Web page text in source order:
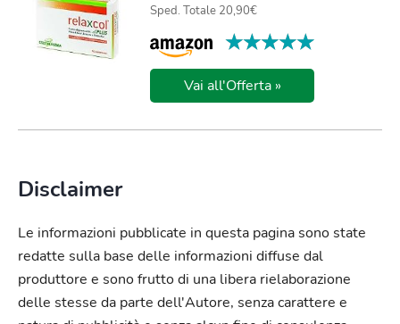
Sped. Totale 20,90€
★★★★★
★★★★★
Vai all'Offerta »
Disclaimer
Le informazioni pubblicate in questa pagina sono state
redatte sulla base delle informazioni diffuse dal
produttore e sono frutto di una libera rielaborazione
delle stesse da parte dell'Autore, senza carattere e